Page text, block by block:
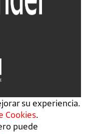
su experiencia.
Cookies.
puede